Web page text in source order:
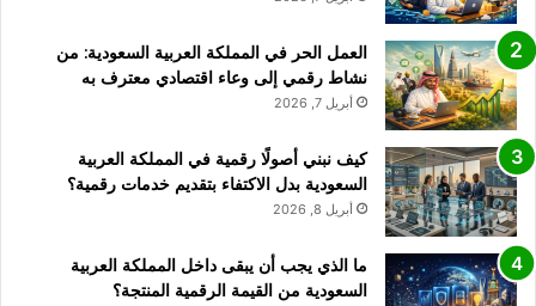
العمل الحر في المملكة العربية السعودية: من
نشاط رقمي إلى وعاء اقتصادي معترف به
أبريل 7, 2026
كيف نبني أصولًا رقمية في المملكة العربية
السعودية بدل الاكتفاء بتقديم خدمات رقمية؟
أبريل 8, 2026
ما الذي يجب أن يبقى داخل المملكة العربية
السعودية من القيمة الرقمية المنتجة؟